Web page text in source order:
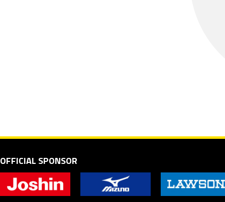
OFFICIAL SPONSOR